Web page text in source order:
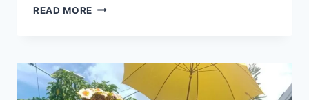
READ MORE 6
DI
SULAWESI
TENGGARA